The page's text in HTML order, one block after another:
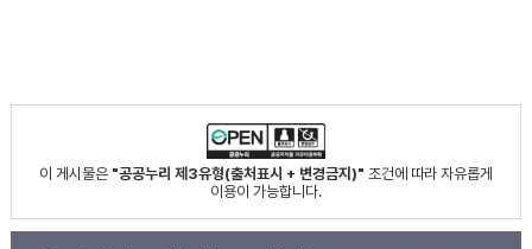
이 게시물은 "공공누리 제3유형(출처표시 + 변경금지)" 조건에 따라 자유롭게
이용이 가능합니다.